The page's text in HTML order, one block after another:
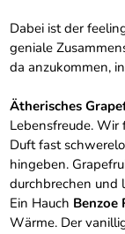
Dabei ist der
geniale
da anzukommen,
Ätherisches
Lebensfreude. Wir
Duft fast
hingeben.
durchbrechen und
Ein Hauch Benzoe
Wärme. Der